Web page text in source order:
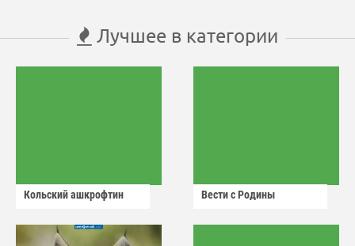
Лучшее в категории
Кольский ашкрофтин Вести с Родины